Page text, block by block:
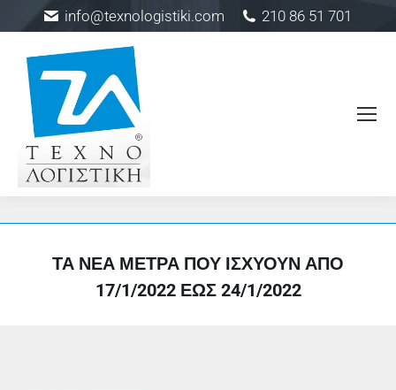
info@texnologistiki.com 210 86 51 701
ΤΑ ΝΈΑ ΜΈΤΡΑ ΠΟΥ ΙΣΧΎΟΥΝ ΑΠΌ
17/1/2022 ΈΩΣ 24/1/2022